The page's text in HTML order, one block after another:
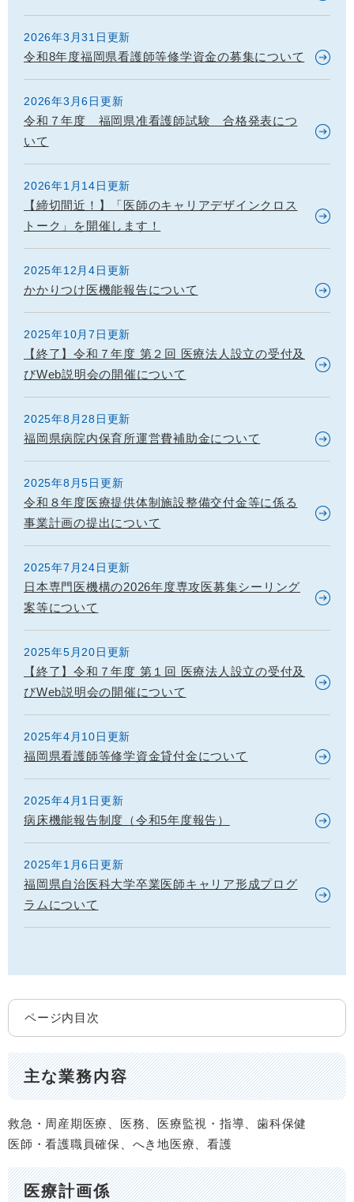
2026年3月31日更新
令和8年度福岡県看護師等修学資金の募集について
2026年3月6日更新
令和７年度 福岡県准看護師試験 合格発表につ
いて
2026年1月14日更新
【締切間近！】「医師のキャリアデザインクロス
トーク」を開催します！
2025年12月4日更新
かかりつけ医機能報告について
2025年10月7日更新
【終了】令和７年度 第２回 医療法人設立の受付及
びWeb説明会の開催について
2025年8月28日更新
福岡県病院内保育所運営費補助金について
2025年8月5日更新
令和８年度医療提供体制施設整備交付金等に係る
事業計画の提出について
2025年7月24日更新
日本専門医機構の2026年度専攻医募集シーリング
案等について
2025年5月20日更新
【終了】令和７年度 第１回 医療法人設立の受付及
びWeb説明会の開催について
2025年4月10日更新
福岡県看護師等修学資金貸付金について
2025年4月1日更新
病床機能報告制度（令和5年度報告）
2025年1月6日更新
福岡県自治医科大学卒業医師キャリア形成プログ
ラムについて
ページ内目次
主な業務内容
救急・周産期医療、医務、医療監視・指導、歯科保健
医師・看護職員確保、へき地医療、看護
医療計画係